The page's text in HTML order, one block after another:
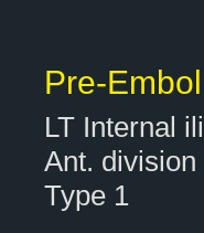
Pre-
LT Internal
Ant. division
Type 1